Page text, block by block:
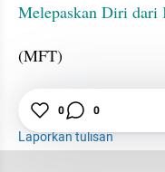
Melepaskan Diri dari
(MFT)
Merchant
Laporkan tulisan
0 0